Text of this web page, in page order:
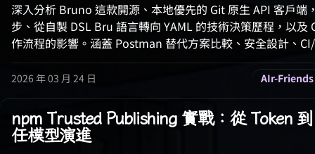
深入分析 Bruno 這款開源、本地優先的 Git 原生 API 客戶端
步、從自製 DSL Bru 語言轉向 YAML 的技術決策歷程，以
作流程的影響。涵蓋 Postman 替代方案比較、安全設計、
2026 年 03 月 24 日 AIr-Friends
npm Trusted Publishing 實戰：從 Token
任模型演進